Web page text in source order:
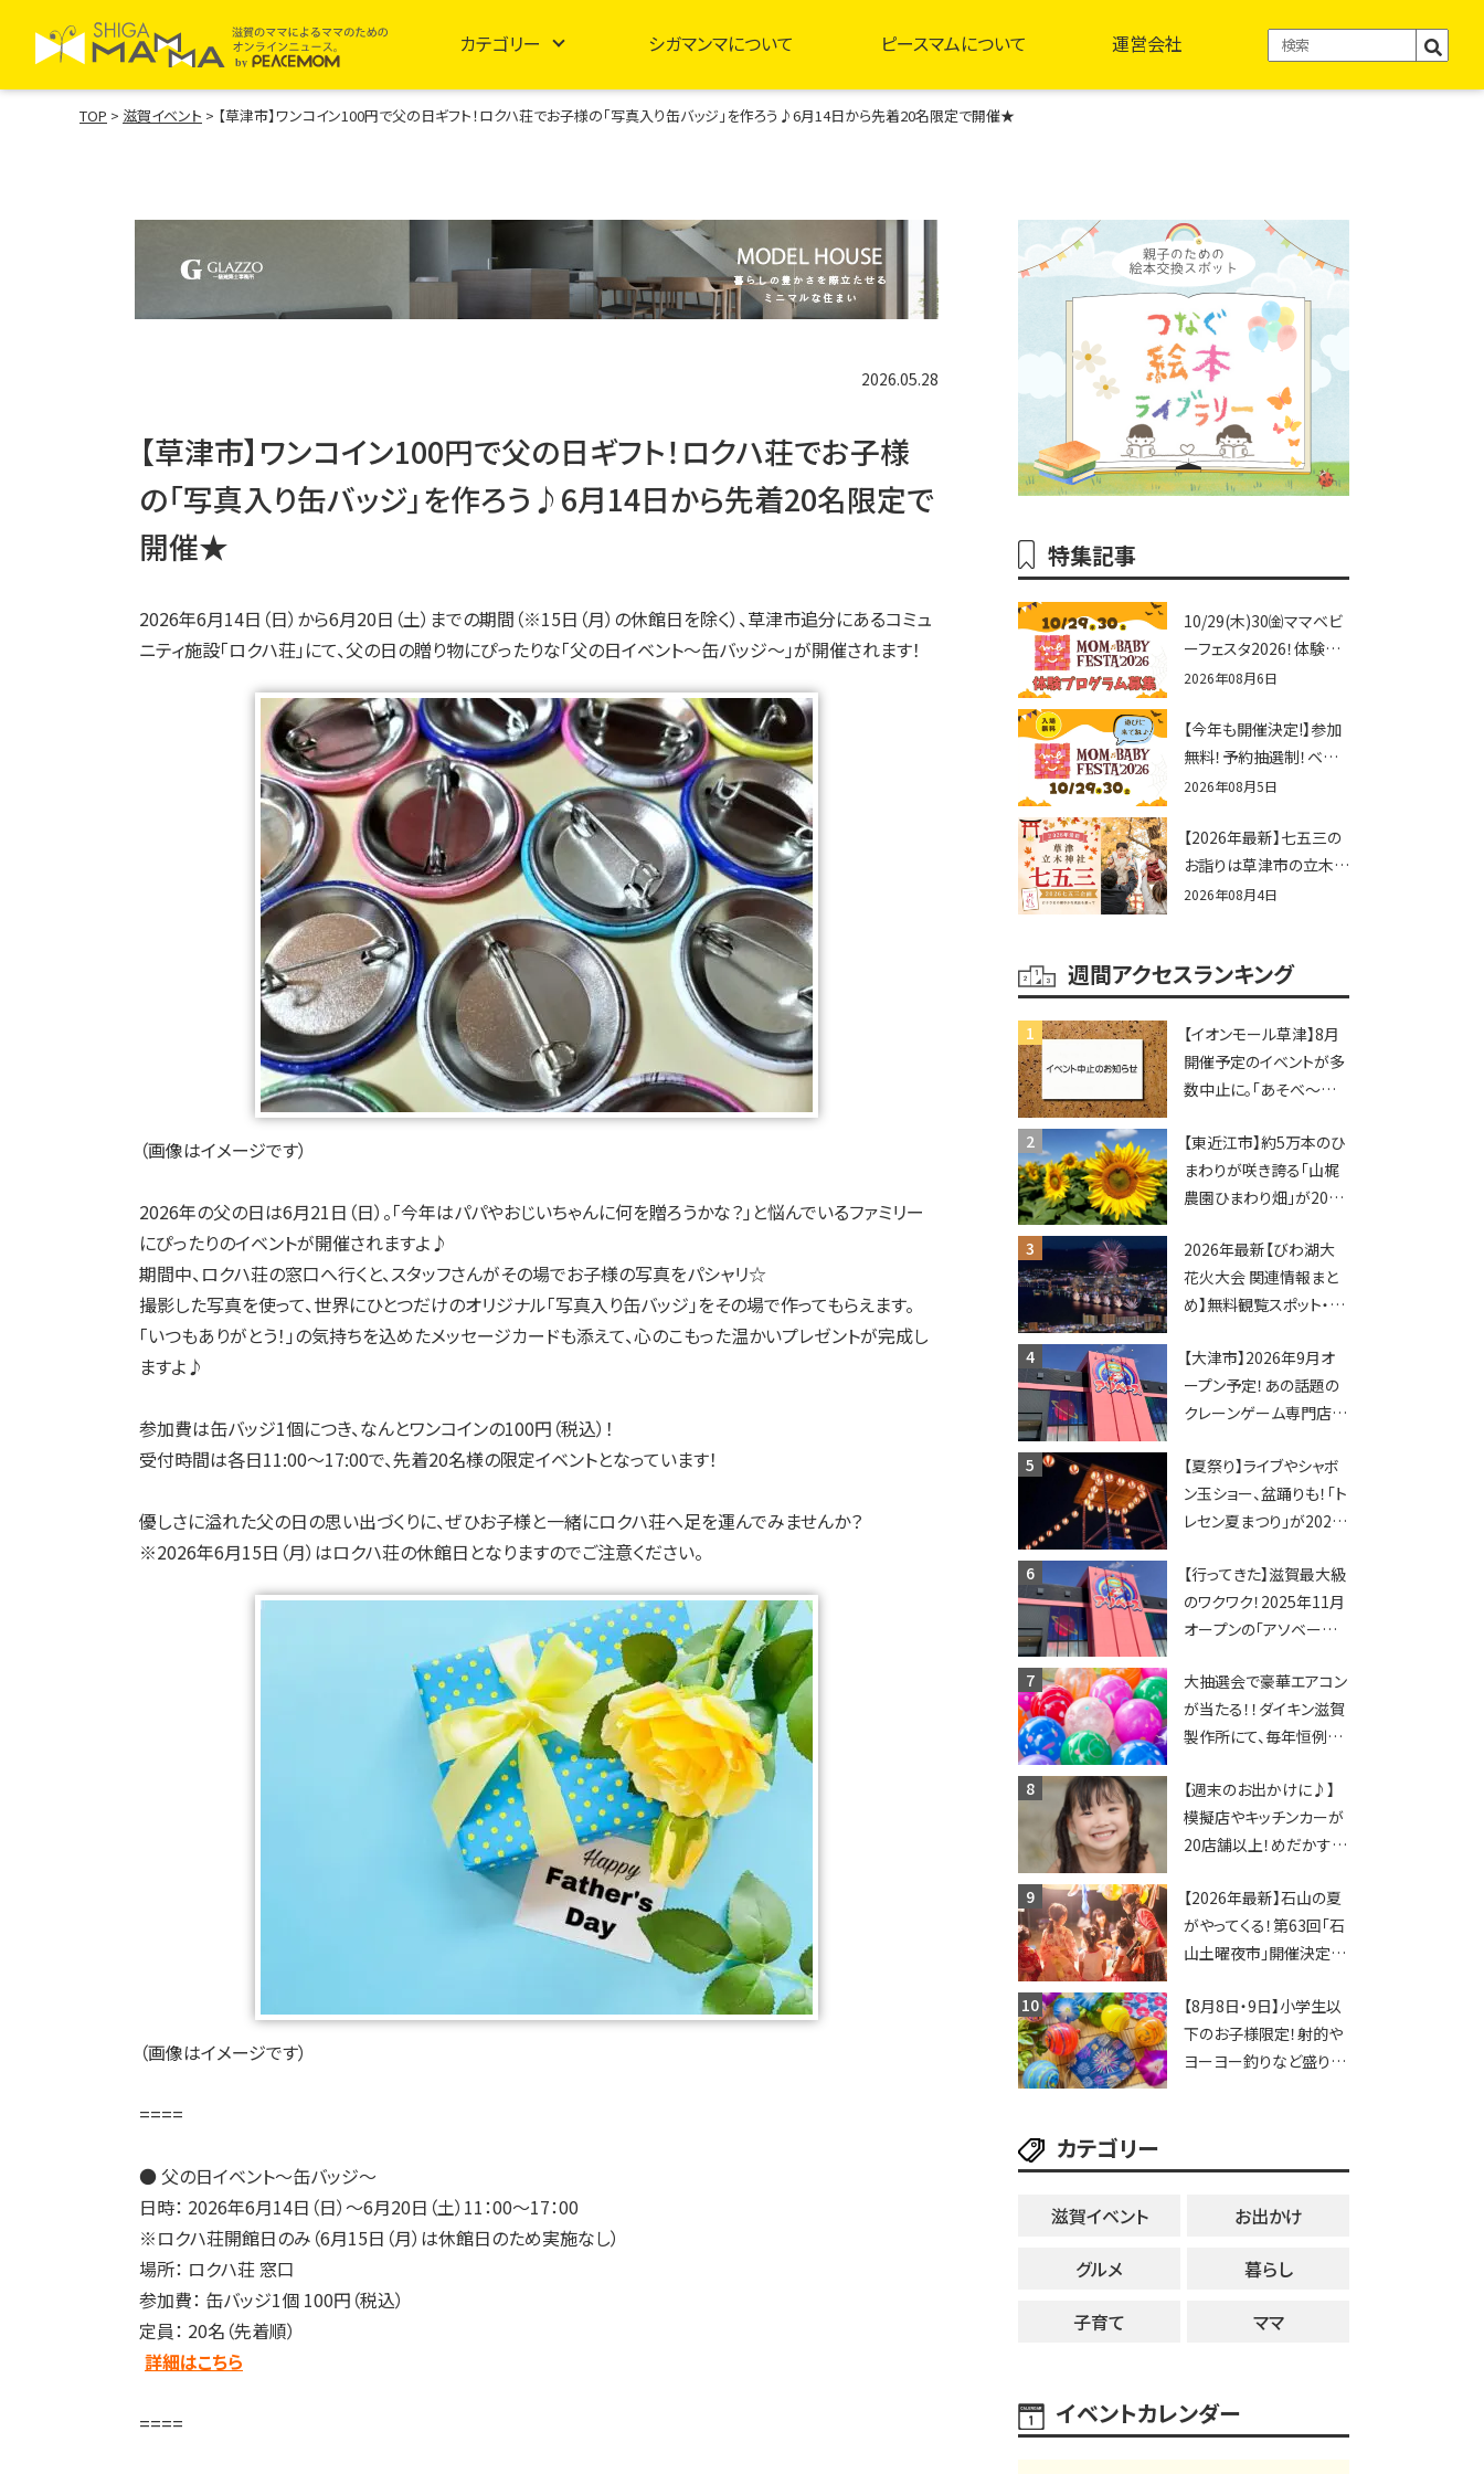
カテゴリー シガマンマについて ピースマムについて 運営会社
TOP > 滋賀イベント > 【草津市】ワンコイン100円で父の日ギフト！ロクハ荘でお子様の「写真入り缶バッジ」を作ろう♪6月14日から先着20名限定で開催★
2026.05.28
【草津市】ワンコイン100円で父の日ギフト！ロクハ荘でお子様
の「写真入り缶バッジ」を作ろう♪6月14日から先着20名限定で
開催★
2026年6月14日（日）から6月20日（土）までの期間（※15日（月）の休館日を除く）、草津市追分にあるコミュ
ニティ施設「ロクハ荘」にて、父の日の贈り物にぴったりな「父の日イベント～缶バッジ～」が開催されます！
（画像はイメージです）
2026年の父の日は6月21日（日）。「今年はパパやおじいちゃんに何を贈ろうかな？」と悩んでいるファミリー
にぴったりのイベントが開催されますよ♪
期間中、ロクハ荘の窓口へ行くと、スタッフさんがその場でお子様の写真をパシャリ☆
撮影した写真を使って、世界にひとつだけのオリジナル「写真入り缶バッジ」をその場で作ってもらえます。
「いつもありがとう！」の気持ちを込めたメッセージカードも添えて、心のこもった温かいプレゼントが完成し
ますよ♪
参加費は缶バッジ1個につき、なんとワンコインの100円（税込）！
受付時間は各日11:00〜17:00で、先着20名様の限定イベントとなっています！
優しさに溢れた父の日の思い出づくりに、ぜひお子様と一緒にロクハ荘へ足を運んでみませんか？
※2026年6月15日（月）はロクハ荘の休館日となりますのでご注意ください。
（画像はイメージです）
====
● 父の日イベント～缶バッジ～
日時： 2026年6月14日（日）～6月20日（土）11：00～17：00
※ロクハ荘開館日のみ（6月15日（月）は休館日のため実施なし）
場所： ロクハ荘 窓口
参加費： 缶バッジ1個 100円（税込）
定員： 20名（先着順）
詳細はこちら
====
特集記事
10/29(木)30㈮ママベビ
ーフェスタ2026！体験プ
ログラム募集♪赤ちゃん
せんか？
2026年08月6日
【今年も開催決定!】参加
無料！予約抽選制！ベビ
ーファミリー必見☆入場
ママベビーフェスタ
2026！親子で楽しもう
♪inピエリ守山
2026年08月5日
【2026年最新】七五三の
お詣りは草津市の立木神
社へ♪七五三お祝い企
2026年08月4日
週間アクセスランキング
【イオンモール草津】8月
開催予定のイベントが多
数中止に。「あそべ〜る
ショーなど
【東近江市】約5万本のひ
まわりが咲き誇る「山梶
農園ひまわり畑」が2026
ポットやキッチンカーも
登場！何度も入園できる
フリーパスも販売★
2026年最新【びわ湖大
花火大会 関連情報まと
め】無料観覧スポット・同
ップ・交通規制に近隣施
設の駐車場情報なども
要チェック★
【大津市】2026年9月オ
ープン予定！あの話題の
クレーンゲーム専門店
ってくる！豊郷店に続く滋
賀2店舗目★
【夏祭り】ライブやシャボ
ン玉ショー、盆踊りも！「ト
レセン夏まつり」が2026
【行ってきた】滋賀最大級
のワクワク！2025年11月
オープンの「アソベース
レーンゲームで青果や日
用品までゲットできる新
スポット！
大抽選会で豪華エアコン
が当たる！！ダイキン滋賀
製作所にて、毎年恒例
日】
【週末のお出かけに♪】
模擬店やキッチンカーが
20店舗以上！めだかすく
ソングライターによるライ
ブなど。【和邇ふれあい夏
祭り】
【2026年最新】石山の夏
がやってくる！第63回「石
山土曜夜市」開催決定！
ージが勢揃い【7月18日・
25日・8月1日】大津市
【8月8日・9日】小学生以
下のお子様限定！射的や
ヨーヨー釣りなど盛りだ
カテゴリー
滋賀イベント
お出かけ
グルメ
暮らし
子育て
ママ
イベントカレンダー